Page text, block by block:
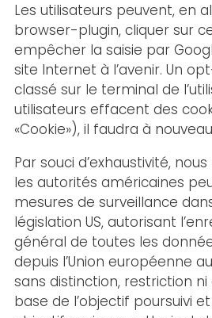
Les utilisateurs peuvent, en
browser-plugin, cliquer sur
empêcher la saisie par
site Internet à l’avenir. Un
classé sur le terminal de
utilisateurs effacent des
«Cookie»), il faudra à
Par souci d’exhaustivité,
les autorités américaines
mesures de surveillance
législation US, autorisant
général de toutes les
depuis l’Union européenne
sans distinction, restriction
base de l’objectif poursuivi